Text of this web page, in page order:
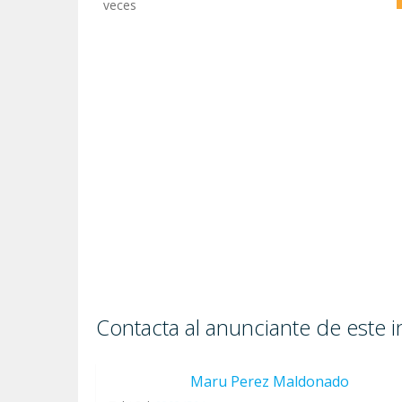
veces
Contacta al anunciante de este
Maru Perez Maldonado